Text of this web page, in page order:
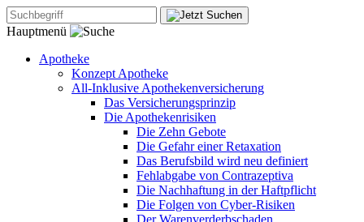
Hauptmenü
Apotheke
Konzept Apotheke
All-Inklusive Apothekenversicherung
Das Versicherungsprinzip
Die Apothekenrisiken
Die Zehn Gebote
Die Gefahr einer Retaxation
Das Berufsbild wird neu definiert
Fehlabgabe von Contrazeptiva
Die Nachhaftung in der Haftpflicht
Die Folgen von Cyber-Risiken
Der Warenverderbschaden